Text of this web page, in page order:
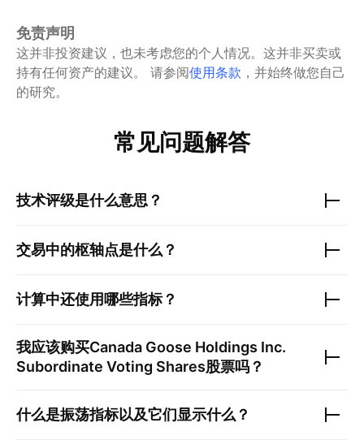
免责声明
这并非投资建议，也未考虑您的个人情况。这并非买卖或
持有任何资产的建议。
请参阅使用条款 ，并始终做您自己
的研究。
常见问题解答
技术评级是什么意思？
交易中的枢轴点是什么？
计算中还使用哪些指标？
我应该购买Canada Goose Holdings Inc.
Subordinate Voting Shares股票吗？
什么是振荡指标以及它们显示什么？